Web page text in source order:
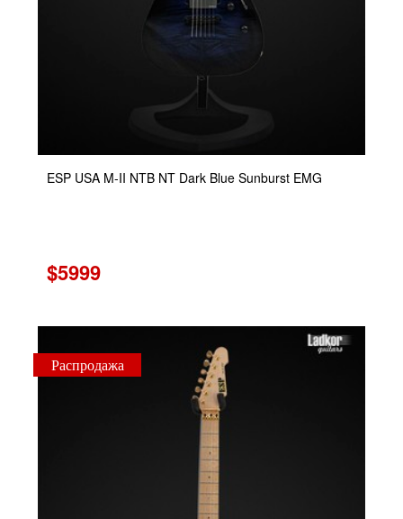
ESP USA M-II NTB NT Dark Blue Sunburst EMG
$5999
Распродажа